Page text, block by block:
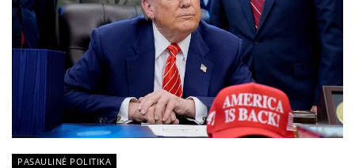
PASAULINĖ POLITIKA